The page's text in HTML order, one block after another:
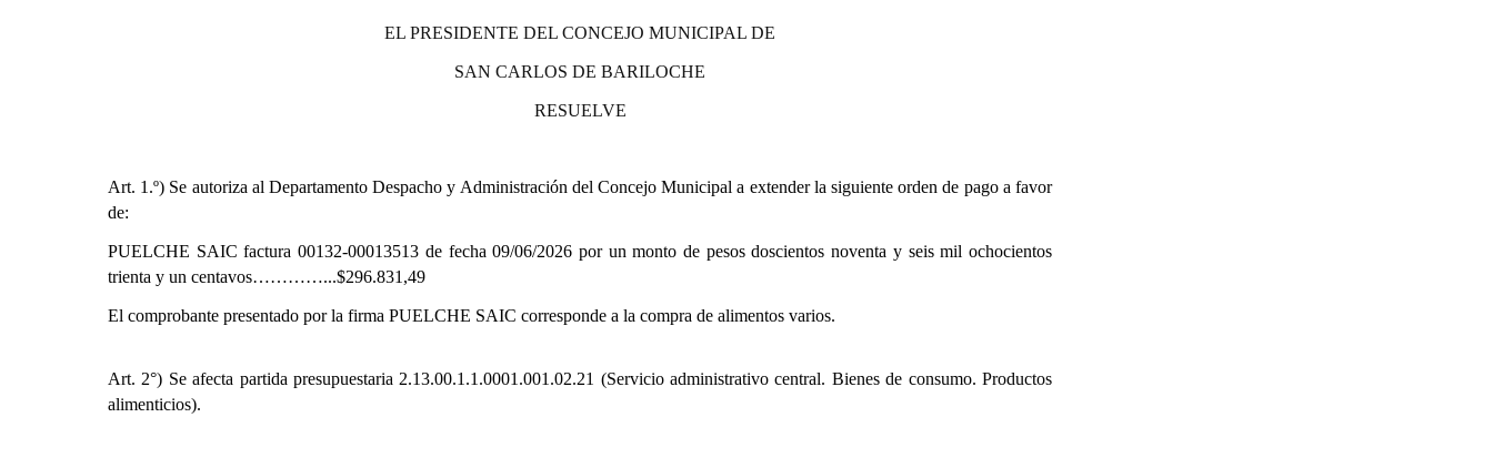
EL PRESIDENTE DEL CONCEJO MUNICIPAL DE
SAN CARLOS DE BARILOCHE
RESUELVE
Art. 1.º) Se autoriza al Departamento Despacho y Administración del Concejo Municipal a extender la siguiente orden de pago a favor
de:
PUELCHE SAIC factura 00132-00013513 de fecha 09/06/2026 por un monto de pesos doscientos noventa y seis mil ochocientos
trienta y un centavos…………...$296.831,49
El comprobante presentado por la firma PUELCHE SAIC corresponde a la compra de alimentos varios.
Art. 2°) Se afecta partida presupuestaria 2.13.00.1.1.0001.001.02.21 (Servicio administrativo central. Bienes de consumo. Productos
alimenticios).